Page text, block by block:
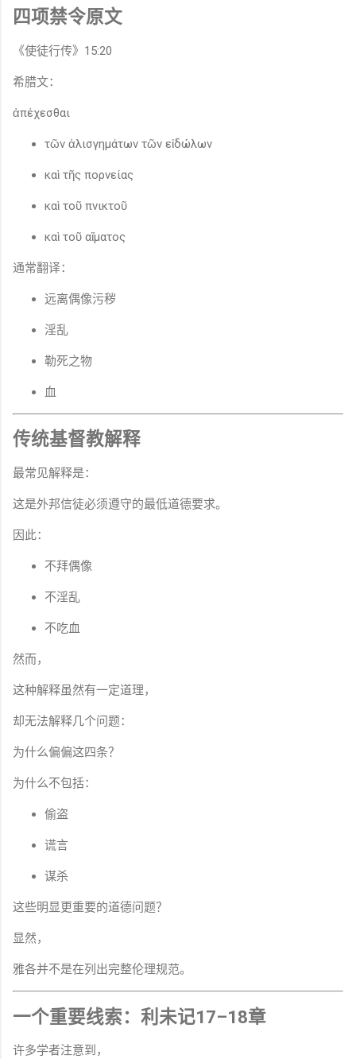
四项禁令原文
《使徒行传》15:20
希腊文：
ἀπέχεσθαι
τῶν ἀλισγημάτων τῶν εἰδώλων
καὶ τῆς πορνείας
καὶ τοῦ πνικτοῦ
καὶ τοῦ αἵματος
通常翻译：
远离偶像污秽
淫乱
勒死之物
血
传统基督教解释
最常见解释是：
这是外邦信徒必须遵守的最低道德要求。
因此：
不拜偶像
不淫乱
不吃血
然而，
这种解释虽然有一定道理，
却无法解释几个问题：
为什么偏偏这四条？
为什么不包括：
偷盗
谎言
谋杀
这些明显更重要的道德问题？
显然，
雅各并不是在列出完整伦理规范。
一个重要线索：利未记17–18章
许多学者注意到，